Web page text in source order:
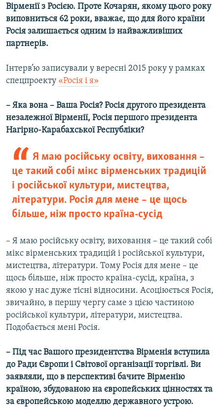
Вірменії з Росією. Проте Кочарян, якому цього року
виповниться 62 роки, вважає, що для його країни
Росія залишається одним із найважливіших
партнерів.
Інтерв’ю записували у вересні 2015 року у рамках
спецпроекту «Росія і я»
– Яка вона – Ваша Росія? Росія другого президента
незалежної Вірменії, Росія першого президента
Нагірно-Карабахської Республіки?
Я маю російську освіту, виховання –
це такий собі мікс вірменських традицій
і російської культури, мистецтва,
літератури. Росія для мене – це щось
більше, ніж просто країна-сусід
– Я маю російську освіту, виховання – це такий собі
мікс вірменських традицій і російської культури,
мистецтва, літератури. Тому Росія для мене – це
щось більше, ніж просто країна-сусід, країна, з
якою у нас дуже тісні відносини. Асоціюється Росія,
звичайно, в першу чергу саме з цією частиною
російської культури, літератури, мистецтва.
Подобається мені Росія.
– Під час Вашого президентства Вірменія вступила
до Ради Європи і Світової організації торгівлі. Ви
заявляли, що в перспективі бачите Вірменію
країною, збудованою на європейських цінностях та
за європейською моделлю державного устрою.